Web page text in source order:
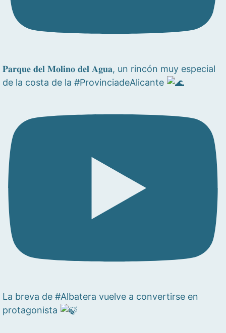
𝐏𝐚𝐫𝐪𝐮𝐞 𝐝𝐞𝐥 𝐌𝐨𝐥𝐢𝐧𝐨 𝐝𝐞𝐥 𝐀𝐠𝐮𝐚, un rincón muy especial
de la costa de la #ProvinciadeAlicante
La breva de #Albatera vuelve a convertirse en
protagonista